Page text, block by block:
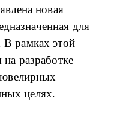
новая
для
В рамках этой
разработке
ювелирных
целях.